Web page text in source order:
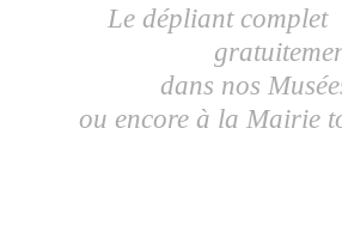
Le dépliant complet
dans nos
ou encore à la Mairie